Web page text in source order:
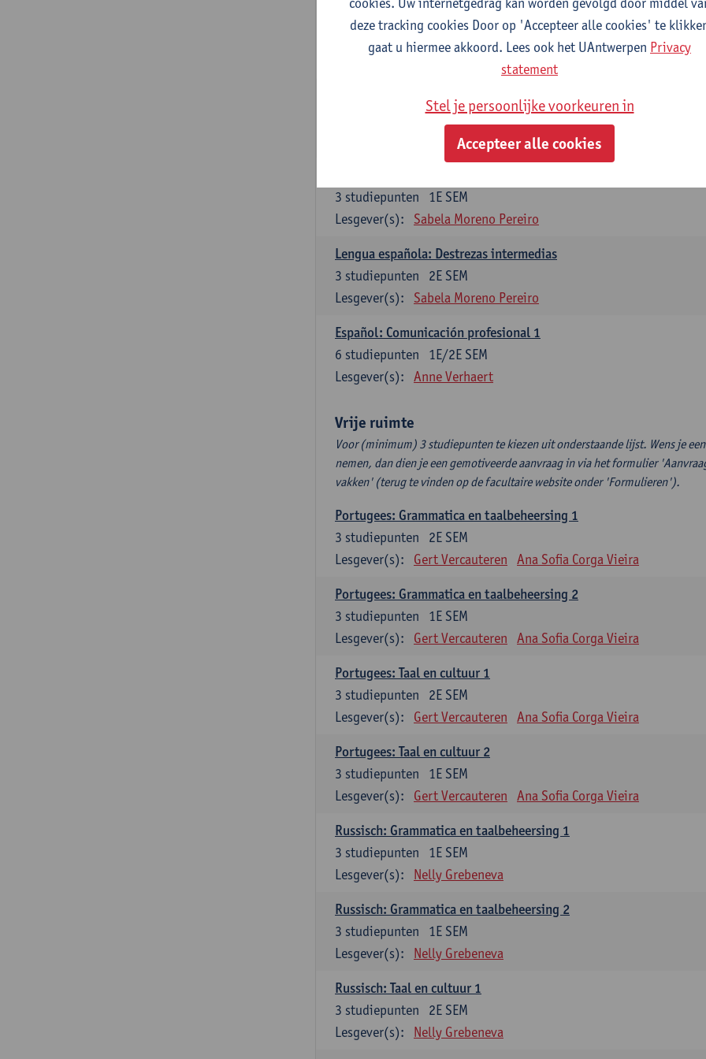
Gramática española 1
1E SEM
studiepunten
Gramática española 2
2E SEM
Anne Verhaert
1E SEM
3 studiepunten
Lesgever(s):
Sabela Moreno Pereiro
Lengua española: Destrezas intermedias
2E SEM
3 studiepunten
Lesgever(s):
Sabela Moreno Pereiro
Español: Comunicación profesional 1
1E/2E SEM
6 studiepunten
Lesgever(s):
Anne Verhaert
Vrije ruimte
Voor (minimum) 3 studiepunten te kiezen uit onderstaande lijst. Wens je
nemen, dan dien je een gemotiveerde aanvraag in via het formulier
vakken' (terug te vinden op de facultaire website onder 'Formulieren').
Portugees: Grammatica en taalbeheersing 1
2E SEM
3 studiepunten
Lesgever(s):
Gert Vercauteren Ana Sofia Corga Vieira
Portugees: Grammatica en taalbeheersing 2
1E SEM
3 studiepunten
Lesgever(s):
Gert Vercauteren Ana Sofia Corga Vieira
Portugees: Taal en cultuur 1
2E SEM
3 studiepunten
Lesgever(s):
Gert Vercauteren Ana Sofia Corga Vieira
Portugees: Taal en cultuur 2
1E SEM
3 studiepunten
Lesgever(s):
Gert Vercauteren Ana Sofia Corga Vieira
Russisch: Grammatica en taalbeheersing 1
1E SEM
3 studiepunten
Lesgever(s):
Nelly Grebeneva
Russisch: Grammatica en taalbeheersing 2
1E SEM
3 studiepunten
Lesgever(s):
Nelly Grebeneva
Russisch: Taal en cultuur 1
2E SEM
3 studiepunten
Lesgever(s):
Nelly Grebeneva
deze tracking cookies Door op 'Accepteer alle cookies' te
gaat u hiermee akkoord. Lees ook het UAntwerpen Privacy
statement
Stel je persoonlijke voorkeuren in
Accepteer alle cookies